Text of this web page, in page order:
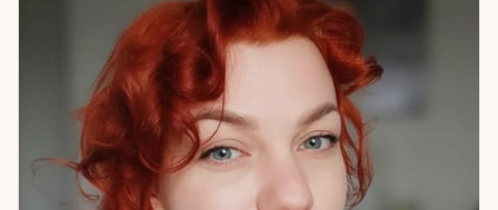
психология личности. Отдельно: я чувствую людей, у
которых есть собственный дар. Если вы один из таких и
хотите разобраться в этом — это тоже можно обсудить на
консультации. Если вам нужен честный, многосторонний
анализ ситуации — я готова к работе.